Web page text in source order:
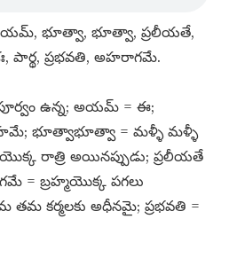
భూత్వా, భూత్వా, ప్రలీయతే,
పార్థ, ప్రభవతి, అహరాగమే.
పూర్వం ఉన్న; అయమ్​ = ఈ;
భూత్వాభూత్వా = మళ్ళీ మళ్ళీ
యొక్క రాత్రి అయినప్పుడు; ప్రలీయతే
= బ్రహ్మయొక్క పగలు
తమ కర్మలకు అధీనమై; ప్రభవతి =